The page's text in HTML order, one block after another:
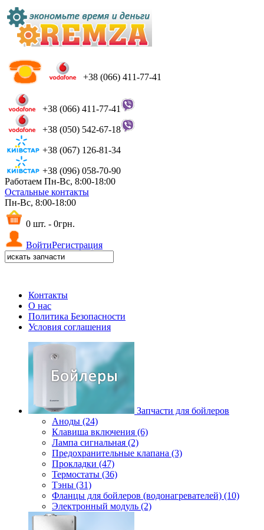
+38 (066) 411-77-41
+38 (066) 411-77-41
+38 (050) 542-67-18
+38 (067) 126-81-34
+38 (096) 058-70-90
Работаем Пн-Вс, 8:00-18:00
Остальные контакты
Пн-Вс, 8:00-18:00
0 шт. - 0грн.
ВойтиРегистрация
Контакты
О нас
Политика Безопасности
Условия соглашения
Запчасти для бойлеров
Аноды (24)
Клавиша включения (6)
Лампа сигнальная (2)
Предохранительные клапана (3)
Прокладки (47)
Термостаты (36)
Тэны (31)
Фланцы для бойлеров (водонагревателей) (10)
Электронный модуль (2)